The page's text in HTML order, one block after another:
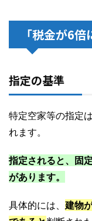
「税金が6
指定の基準
特定空家等の指定
れます。
指定されると、固
があります。
具体的には、 建物